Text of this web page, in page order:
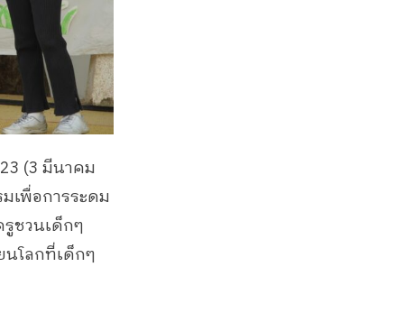
(3 มีนาคม
เพื่อการระดม
ชวนเด็กๆ
โลกที่เด็กๆ